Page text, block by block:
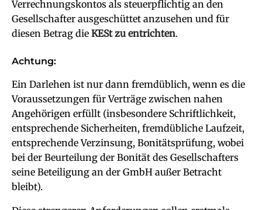
Verrechnungskontos als steuerpflichtig an den
Gesellschafter ausgeschüttet anzusehen und für
diesen Betrag die KESt zu entrichten.
Achtung:
Ein Darlehen ist nur dann fremdüblich, wenn es die
Voraussetzungen für Verträge zwischen nahen
Angehörigen erfüllt (insbesondere Schriftlichkeit,
entsprechende Sicherheiten, fremdübliche Laufzeit,
entsprechende Verzinsung, Bonitätsprüfung, wobei
bei der Beurteilung der Bonität des Gesellschafters
seine Beteiligung an der GmbH außer Betracht
bleibt).